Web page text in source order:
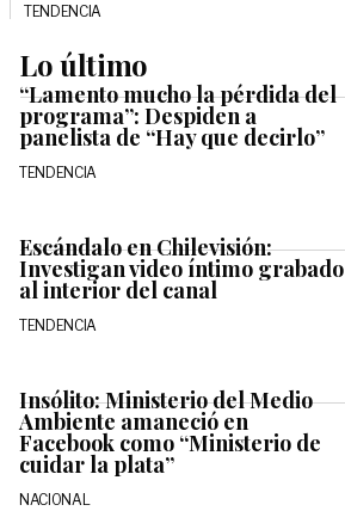
TENDENCIA
Lo último
“Lamento mucho la pérdida del
programa”: Despiden a
panelista de “Hay que decirlo”
TENDENCIA
Escándalo en Chilevisión:
Investigan video íntimo grabado
al interior del canal
TENDENCIA
Insólito: Ministerio del Medio
Ambiente amaneció en
Facebook como “Ministerio de
cuidar la plata”
NACIONAL